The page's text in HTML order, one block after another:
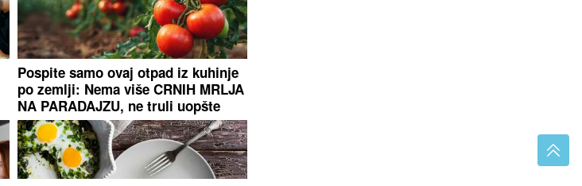
Pospite samo ovaj otpad iz kuhinje
po zemlji: Nema više CRNIH MRLJA
NA PARADAJZU, ne truli uopšte